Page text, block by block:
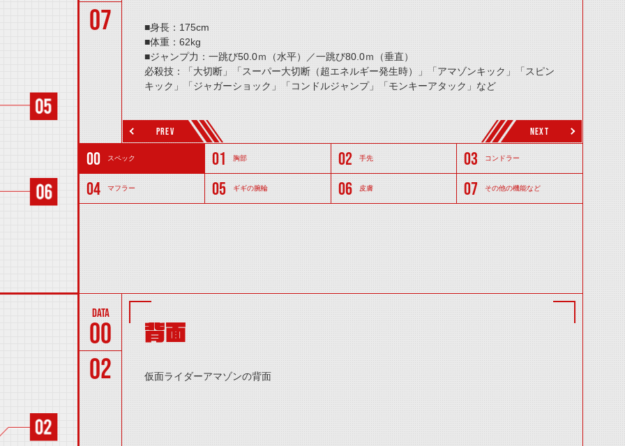
07
■身長：175cm
■体重：62kg
■ジャンプ力：一跳び50.0ｍ（水平）／一跳び80.0ｍ（垂直）
必殺技：「大切断」「スーパー大切断（超エネルギー発生時）」「アマゾンキック」「スピン
キック」「ジャガーショック」「コンドルジャンプ」「モンキーアタック」など
PREV NEXT
スペック 胸部 手先 コンドラー
マフラー ギギの腕輪 皮膚 その他の機能など
00
02
背面
仮面ライダーアマゾンの背面